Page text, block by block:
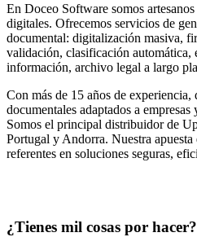
En Doceo Software somos
digitales. Ofrecemos servicios de
documental: digitalización masiva,
validación, clasificación automática,
información, archivo legal a largo
Con más de 15 años de experiencia,
documentales adaptados a
Somos el principal distribuidor de
Portugal y Andorra. Nuestra
referentes en soluciones seguras,
¿Tienes mil cosas por hacer?